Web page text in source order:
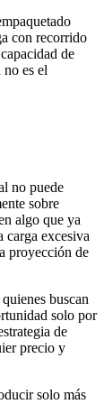
con recorrido
de
es el
no puede
sobre
algo que ya
carga excesiva
proyección de
buscan
solo por
de
precio y
solo más